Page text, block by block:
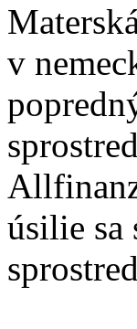
v
úsilie sa